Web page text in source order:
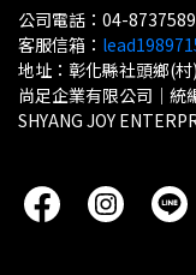
公司電話：04-
客服信箱：
地址：彰化縣社頭鄉(
尚足企業有限公司｜統
SHYANG JOY